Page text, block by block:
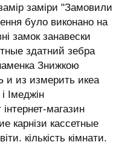
заміри "Замовили
було виконано на
замок занавески
здатний зебра
Знижкою
и из измерить икеа
‎Імеджін
інтернет-магазин
карнізи кассетные
кількість кімнати.